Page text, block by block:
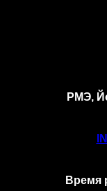
РМЭ,
Время